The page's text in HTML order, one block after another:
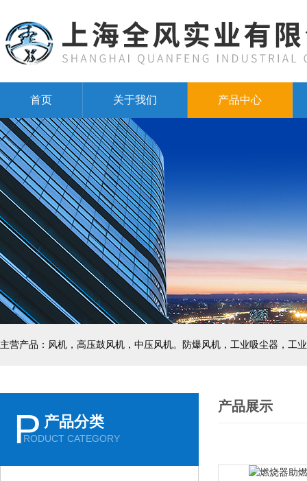
首页 关于我们 产品中心
主营产品：风机，高压鼓风机，中压风机。防爆风机，工业吸尘器，工
P 产品分类
RODUCT CATEGORY
产品展示